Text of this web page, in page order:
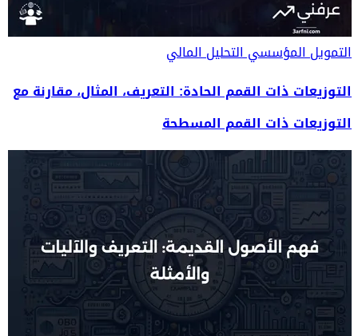
التمويل المؤسسيالتحليل المالي
التوزيعات ذات القمم الحادة: التعريف، المثال، مقارنة مع
التوزيعات ذات القمم المسطحة